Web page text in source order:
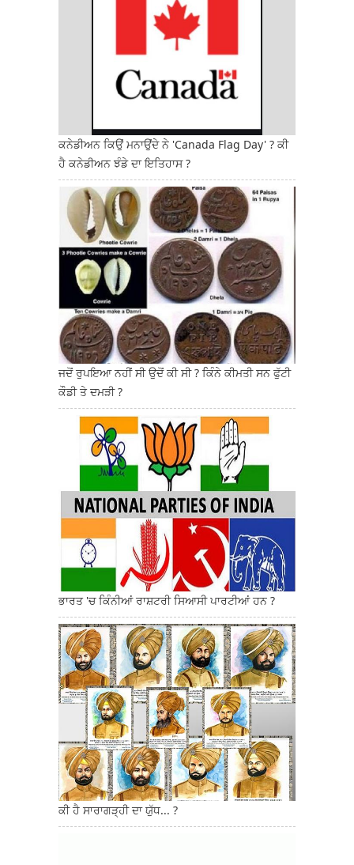
ਕਨੇਡੀਅਨ ਕਿਉਂ ਮਨਾਉਂਦੇ ਨੇ 'Canada Flag Day' ? ਕੀ
ਹੈ ਕਨੇਡੀਅਨ ਝੰਡੇ ਦਾ ਇਤਿਹਾਸ ?
ਜਦੋਂ ਰੁਪਇਆ ਨਹੀਂ ਸੀ ਉਦੋਂ ਕੀ ਸੀ ? ਕਿੰਨੇ ਕੀਮਤੀ ਸਨ ਫੁੱਟੀ
ਕੌਡੀ ਤੇ ਦਮੜੀ ?
ਭਾਰਤ 'ਚ ਕਿੰਨੀਆਂ ਰਾਸ਼ਟਰੀ ਸਿਆਸੀ ਪਾਰਟੀਆਂ ਹਨ ?
ਕੀ ਹੈ ਸਾਰਾਗੜ੍ਹੀ ਦਾ ਯੁੱਧ... ?